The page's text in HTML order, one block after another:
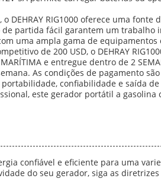
DEHRAY RIG1000 oferece uma
partida fácil garantem um
uma ampla gama de equipamentos
de 200 USD, o DEHRAY
e entregue dentro de 2
As condições de pagamento
confiabilidade e saída
este gerador portátil a gasolina
confiável e eficiente para uma
do seu gerador, siga as